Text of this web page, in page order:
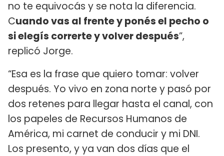
no te equivocás y se nota la diferencia.
Cuando vas al frente y ponés el pecho o
si elegís correrte y volver después”,
replicó Jorge.
“Esa es la frase que quiero tomar: volver
después. Yo vivo en zona norte y pasó por
dos retenes para llegar hasta el canal, con
los papeles de Recursos Humanos de
América, mi carnet de conducir y mi DNI.
Los presento, y ya van dos días que el